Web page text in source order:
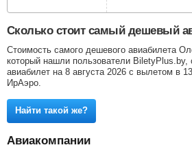
Сколько стоит самый дешевый
Стоимость самого дешевого авиабилета
который нашли пользователи BiletyPlus.by,
авиабилет на 8 августа 2026 с вылетом в
ИрАэро.
Найти такой же?
Авиакомпании